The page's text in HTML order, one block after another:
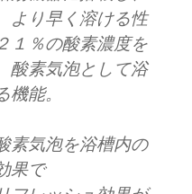
より早く溶ける性
１％の酸素濃度を
酸素気泡として浴
能。
気泡を浴槽内の
果で